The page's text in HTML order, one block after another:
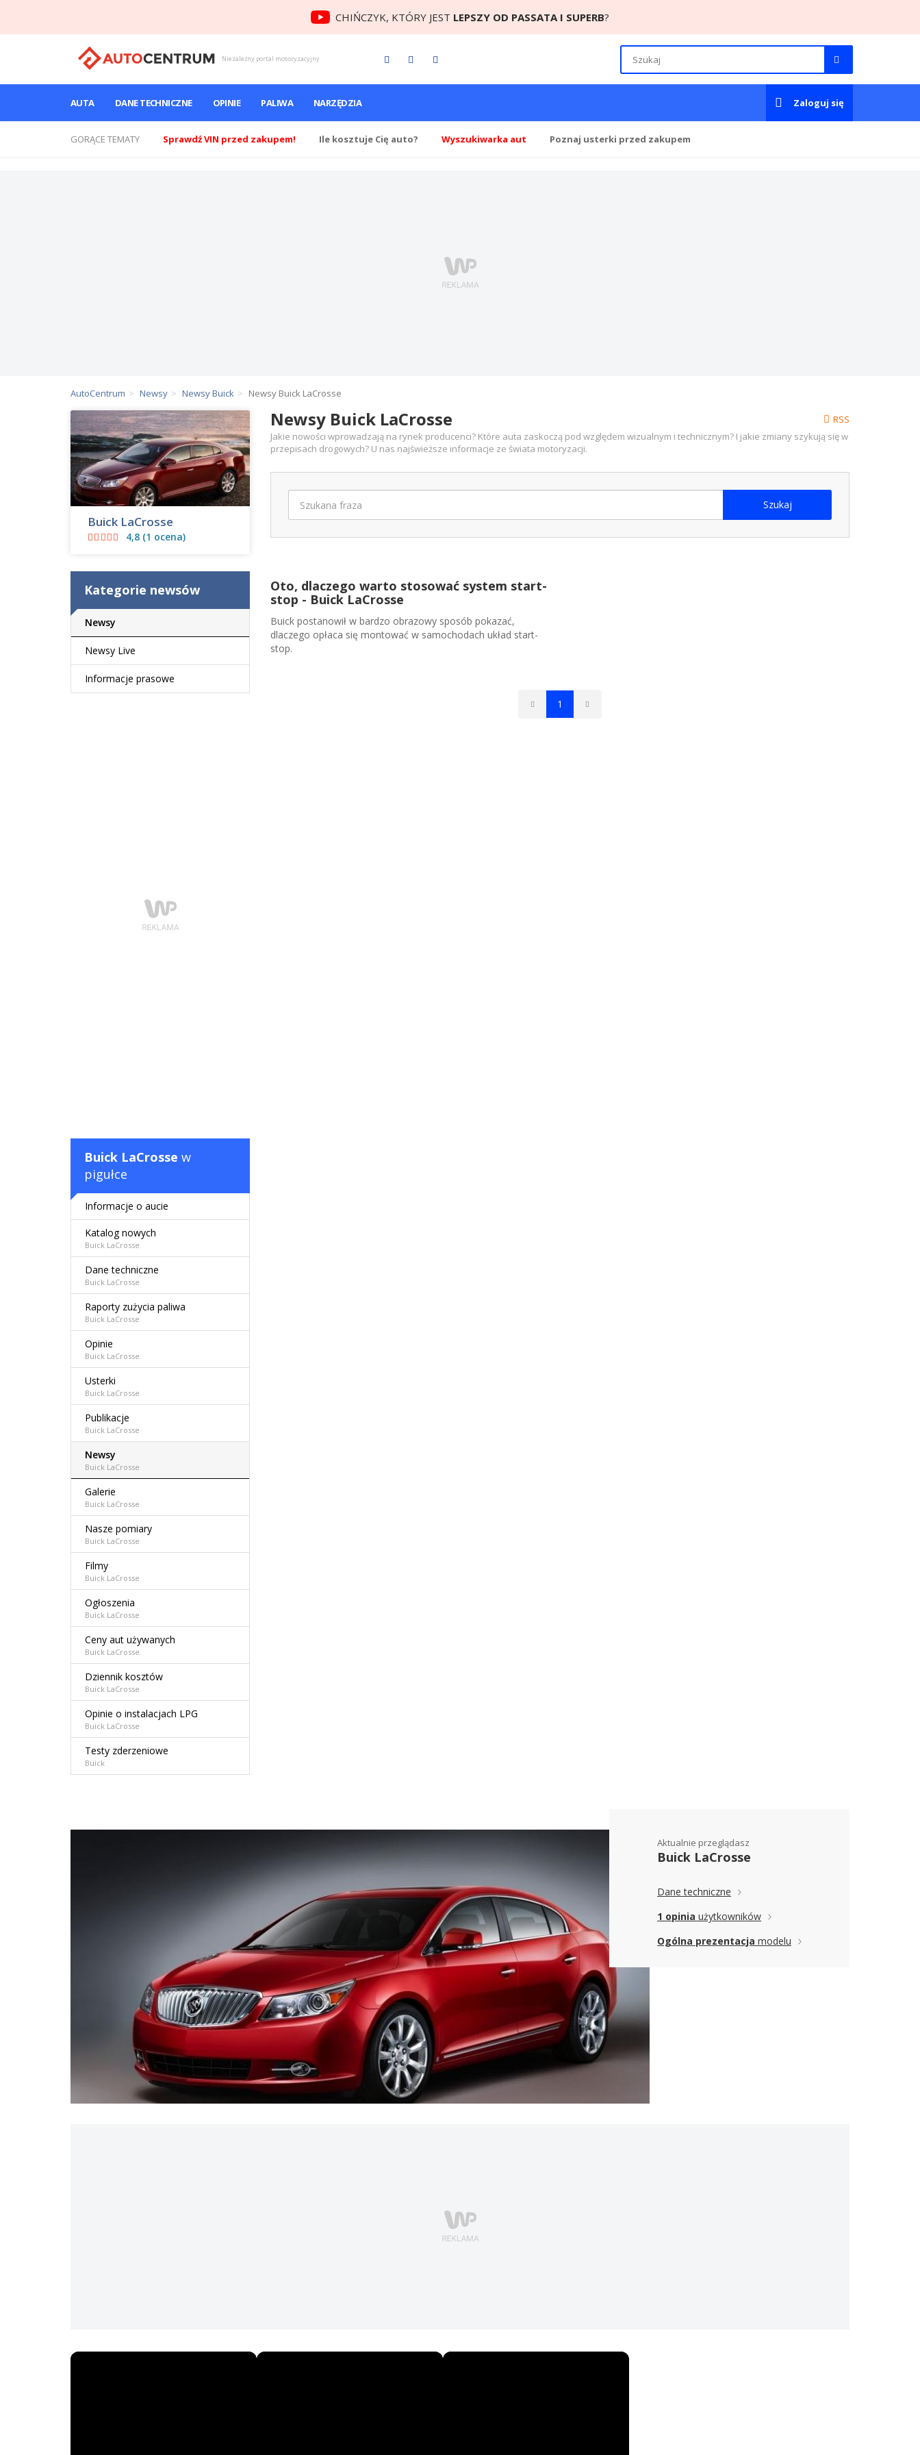
CHIŃCZYK, KTÓRY JEST LEPSZY OD PASSATA I SUPERB?
Niezależny portal motoryzacyjny
AUTA DANE TECHNICZNE OPINIE PALIWA NARZĘDZIA Zaloguj się
GORĄCE TEMATY Sprawdź VIN przed zakupem! Ile kosztuje Cię auto? Wyszukiwarka aut Poznaj usterki przed zakupem
AutoCentrum Newsy Newsy Buick Newsy Buick LaCrosse
Newsy Buick LaCrosse
RSS
Jakie nowości wprowadzają na rynek producenci? Które auta zaskoczą pod względem wizualnym i technicznym? I jakie zmiany szykują się w
przepisach drogowych? U nas najświeższe informacje ze świata motoryzacji.
Szukaj
Buick LaCrosse po subtelnej kuracji odświeżającej
Jest kilka (nawet kilkanaście) modeli w Stanach Zjednoczonych, na które w Europie patrzymy z nieskrywaną zazdrością i
sentymentem. Są również takie...
Oto, dlaczego warto stosować system start-
stop - Buick LaCrosse
Buick postanowił w bardzo obrazowy sposób pokazać,
dlaczego opłaca się montować w samochodach układ start-
stop.
1
Buick LaCrosse
4,8 (1 ocena)
Kategorie newsów
Newsy
Newsy Live
Informacje prasowe
Buick LaCrosse w
pigułce
Informacje o aucie
Katalog nowych
Buick LaCrosse
Dane techniczne
Buick LaCrosse
Raporty zużycia paliwa
Buick LaCrosse
Opinie
Buick LaCrosse
Usterki
Buick LaCrosse
Publikacje
Buick LaCrosse
Newsy
Buick LaCrosse
Galerie
Buick LaCrosse
Nasze pomiary
Buick LaCrosse
Filmy
Buick LaCrosse
Ogłoszenia
Buick LaCrosse
Ceny aut używanych
Buick LaCrosse
Dziennik kosztów
Buick LaCrosse
Opinie o instalacjach LPG
Buick LaCrosse
Testy zderzeniowe
Buick
Aktualnie przeglądasz
Buick LaCrosse
Dane techniczne
1 opinia użytkowników
Ogólna prezentacja modelu